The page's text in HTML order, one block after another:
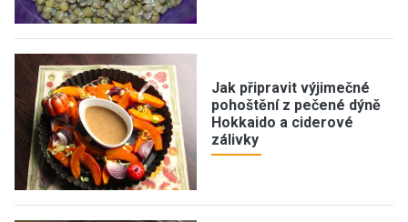
Jak připravit výjimečné
pohoštění z pečené dýně
Hokkaido a ciderové
zálivky